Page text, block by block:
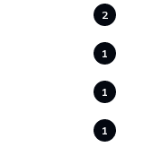
2
1
1
1